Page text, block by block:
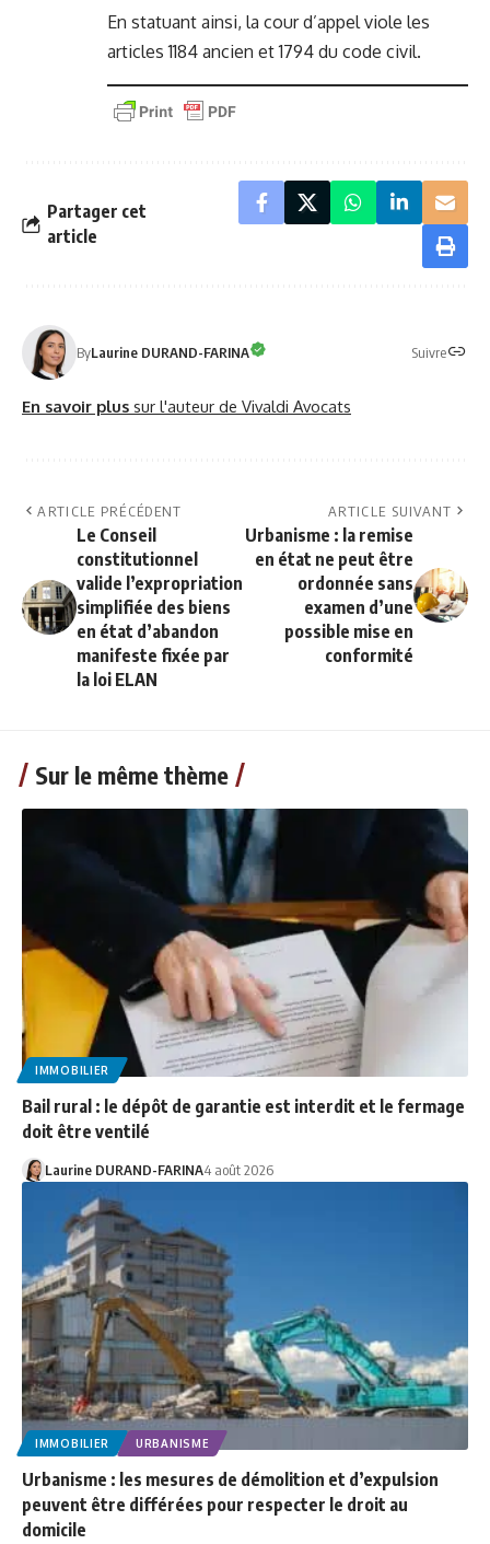
En statuant ainsi, la cour d’appel viole les
articles 1184 ancien et 1794 du code civil.
Partager cet
article
ByLaurine DURAND-FARINA Suivre
En savoir plus sur l'auteur de Vivaldi Avocats
ARTICLE PRÉCÉDENT
Le Conseil
constitutionnel
valide l’expropriation
simplifiée des biens
en état d’abandon
manifeste fixée par
la loi ELAN
ARTICLE SUIVANT
Urbanisme : la remise
en état ne peut être
ordonnée sans
examen d’une
possible mise en
conformité
Sur le même thème
IMMOBILIER
Bail rural : le dépôt de garantie est interdit et le fermage
doit être ventilé
Laurine DURAND-FARINA4 août 2026
IMMOBILIER URBANISME
Urbanisme : les mesures de démolition et d’expulsion
peuvent être différées pour respecter le droit au
domicile